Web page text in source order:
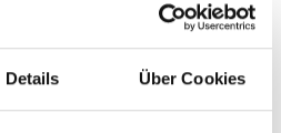
Details Über Cookies